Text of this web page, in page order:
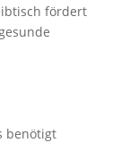
fördert
benötigt